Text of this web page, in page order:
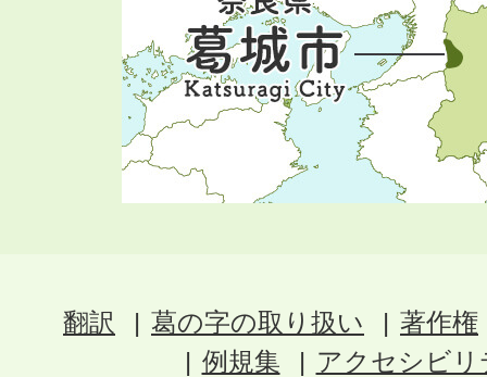
翻訳 葛の字の取り扱い
著作権
例規集
アクセシビ